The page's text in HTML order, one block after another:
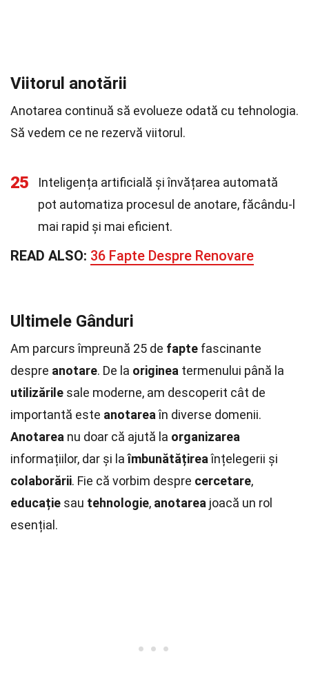
Viitorul anotării
Anotarea continuă să evolueze odată cu tehnologia.
Să vedem ce ne rezervă viitorul.
25
Inteligența artificială și învățarea automată
pot automatiza procesul de anotare, făcându-l
mai rapid și mai eficient.
READ ALSO: 36 Fapte Despre Renovare
Ultimele Gânduri
Am parcurs împreună 25 de fapte fascinante
despre anotare. De la originea termenului până la
utilizările sale moderne, am descoperit cât de
importantă este anotareaîn diverse domenii.
Anotarea nu doar că ajută la organizarea
informațiilor, dar și laîmbunătățireaînțelegerii și
colaborării. Fie că vorbim despre cercetare,
educație sau tehnologie, anotarea joacă un rol
esențial.